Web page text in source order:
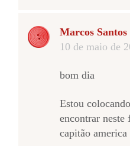
Marcos Santos
10 de maio de
bom dia
Estou
encontrar neste
capitão